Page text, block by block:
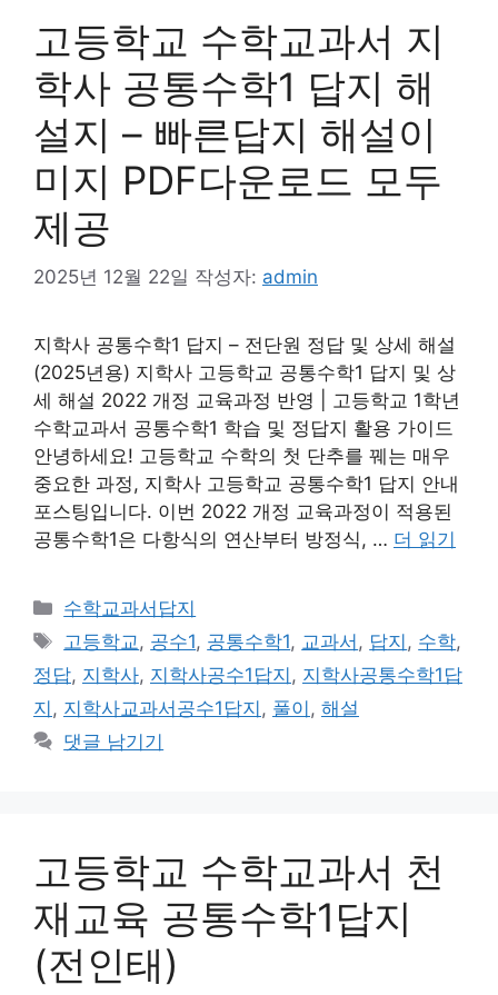
고등학교 수학교과서 지
학사 공통수학1 답지 해
설지 – 빠른답지 해설이
미지 PDF다운로드 모두
제공
2025년 12월 22일 작성자: admin
지학사 공통수학1 답지 – 전단원 정답 및 상세 해설
(2025년용) 지학사 고등학교 공통수학1 답지 및 상
세 해설 2022 개정 교육과정 반영 | 고등학교 1학년
수학교과서 공통수학1 학습 및 정답지 활용 가이드
안녕하세요! 고등학교 수학의 첫 단추를 꿰는 매우
중요한 과정, 지학사 고등학교 공통수학1 답지 안내
포스팅입니다. 이번 2022 개정 교육과정이 적용된
공통수학1은 다항식의 연산부터 방정식, … 더 읽기
카
테
리
수학교과서답지
태
그
고등학교 , 공수1, 공통수학1, 교과서 , 답지 , 수학,
정답, 지학사, 지학사공수1답지 , 지학사공통수학1답
지 , 지학사교과서공수1답지 , 풀이 , 해설
댓글 남기기
고등학교 수학교과서 천
재교육 공통수학1답지
(전인태)